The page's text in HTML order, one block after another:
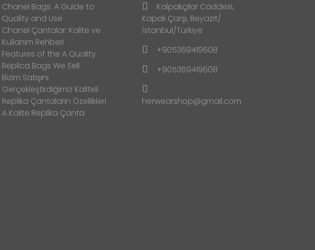
Chanel Bags: A Guide to
Quality and Use
Chanel Çantalar: Kalite ve
Kullanım Rehberi
Features of the A Quality
Replica Bags We Sell
Bizim Satışını
Gerçekleştirdiğimiz Kaliteli
Replika Çantaların Özellikleri
A Kalite Replika Çanta
Kalpakçılar Caddesi,
Kapalı Çarşı, Beyazıt/
İstanbul/Türkiye
+905369419608
+905369419608
herwearshop@gmail.com